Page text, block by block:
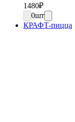
1480₽
0шт
КРАФТ-пицца